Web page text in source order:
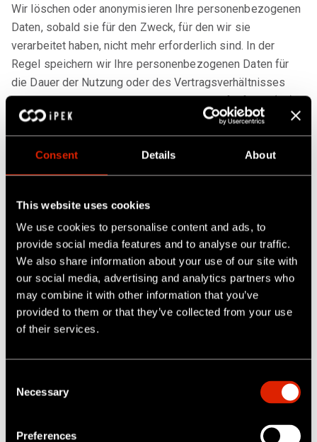
Consent Details About
This website uses cookies
We use cookies to personalise content and ads, to
provide social media features and to analyse our traffic.
We also share information about your use of our site with
our social media, advertising and analytics partners who
may combine it with other information that you’ve
provided to them or that they’ve collected from your use
of their services.
Necessary
Preferences
Wir löschen oder anonymisieren Ihre personenbezogenen
Daten, sobald sie für den Zweck, für den wir sie
verarbeitet haben, nicht mehr erforderlich sind. In der
Regel speichern wir Ihre personenbezogenen Daten für
die Dauer der Nutzung oder des Vertragsverhältnisses
über die Website zuzüglich einer Frist von fünfzehn (15)
Tagen für Zwecke der IT-Sicherheit.
Falls Sie uns eine Einwilligung zur Verarbeitung Ihrer
speichern wir Ihre Daten, bis Sie Ihre Einwilligung
widerrufen oder der Verarbeitungszweck entfällt.
Informationen zur Speicherdauer von Cookies und anderen
Tracking-Techniken finden Sie in unserer IDEX-Cookie-
Richtlinie, die Sie hier abrufen können:iPEK Cookie-Richtlinie
finden.
Nach Ablauf dieser Fristen werden die Daten gelöscht, es
Strafverfolgung länger benötigt. Über diese
Zwecke der Rechtsverteidigung und Strafverfolgung so